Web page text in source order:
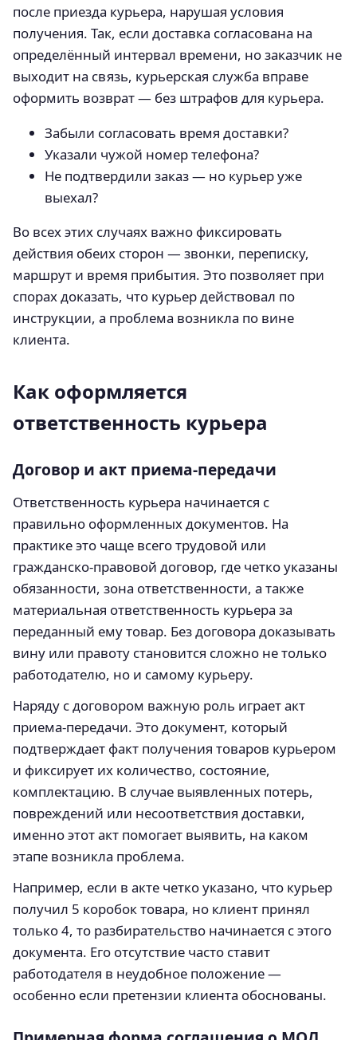
после приезда курьера, нарушая условия
получения. Так, если доставка согласована на
определённый интервал времени, но заказчик не
выходит на связь, курьерская служба вправе
оформить возврат — без штрафов для курьера.
Забыли согласовать время доставки?
Указали чужой номер телефона?
Не подтвердили заказ — но курьер уже
выехал?
Во всех этих случаях важно фиксировать
действия обеих сторон — звонки, переписку,
маршрут и время прибытия. Это позволяет при
спорах доказать, что курьер действовал по
инструкции, а проблема возникла по вине
клиента.
Как оформляется
ответственность курьера
Договор и акт приема-передачи
Ответственность курьера начинается с
правильно оформленных документов. На
практике это чаще всего трудовой или
гражданско-правовой договор, где четко указаны
обязанности, зона ответственности, а также
материальная ответственность курьера за
переданный ему товар. Без договора доказывать
вину или правоту становится сложно не только
работодателю, но и самому курьеру.
Наряду с договором важную роль играет акт
приема-передачи. Это документ, который
подтверждает факт получения товаров курьером
и фиксирует их количество, состояние,
комплектацию. В случае выявленных потерь,
повреждений или несоответствия доставки,
именно этот акт помогает выявить, на каком
этапе возникла проблема.
Например, если в акте четко указано, что курьер
получил 5 коробок товара, но клиент принял
только 4, то разбирательство начинается с этого
документа. Его отсутствие часто ставит
работодателя в неудобное положение —
особенно если претензии клиента обоснованы.